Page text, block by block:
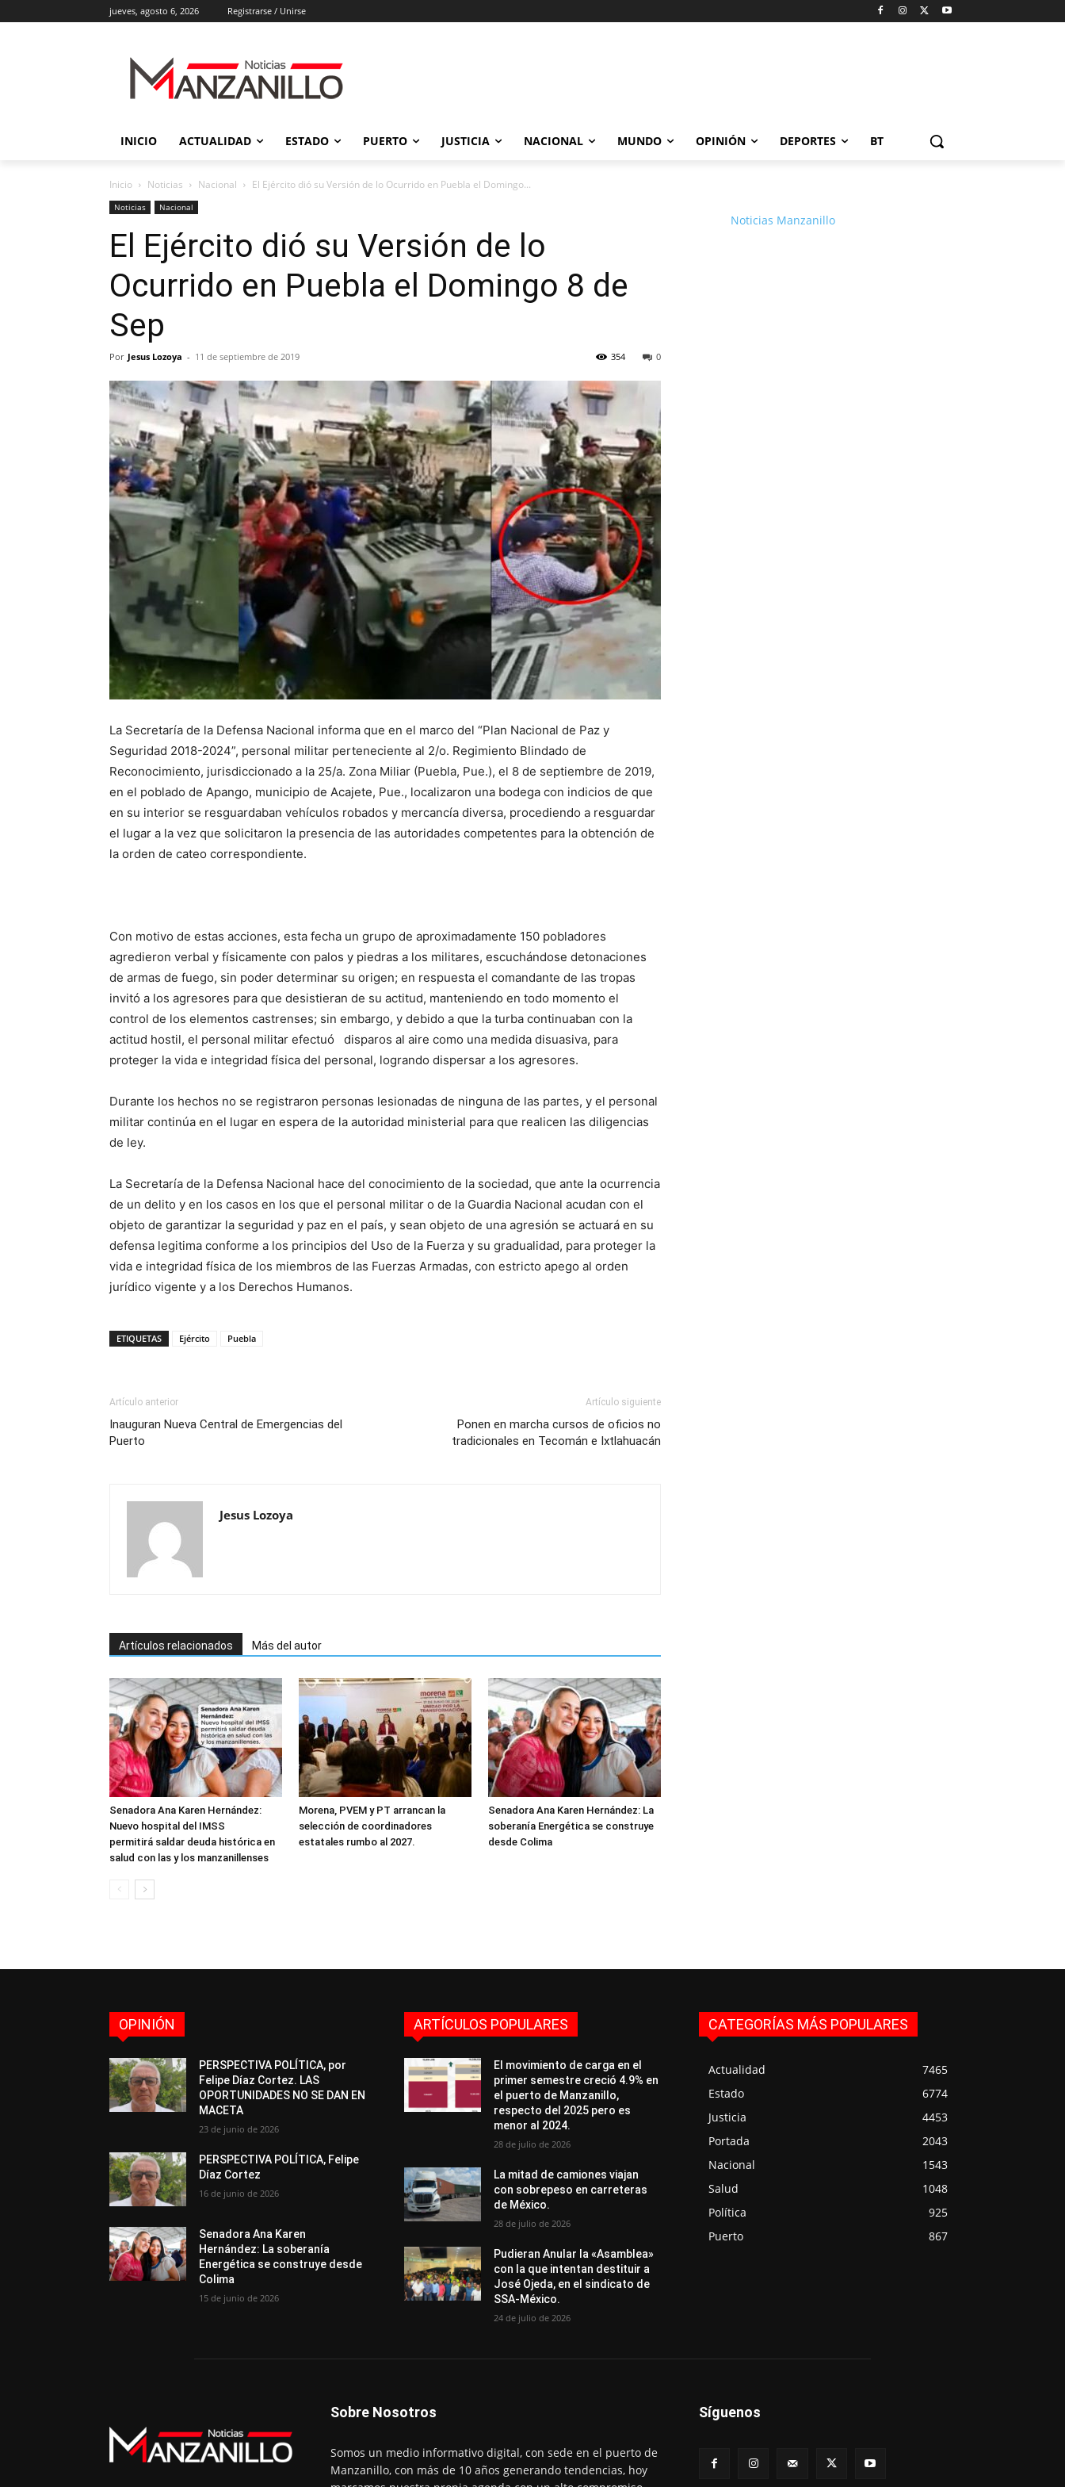
jueves, agosto 6, 2026 Registrarse / Unirse
INICIO ACTUALIDAD ESTADO PUERTO JUSTICIA NACIONAL MUNDO OPINIÓN DEPORTES BT
Inicio Noticias Nacional El Ejército dió su Versión de lo Ocurrido en Puebla el Domingo...
Noticias Nacional
El Ejército dió su Versión de lo
Ocurrido en Puebla el Domingo 8 de
Sep
Por Jesus Lozoya - 11 de septiembre de 2019 0
354
La Secretaría de la Defensa Nacional informa que en el marco del “Plan Nacional de Paz y
Seguridad 2018-2024”, personal militar perteneciente al 2/o. Regimiento Blindado de
Reconocimiento, jurisdiccionado a la 25/a. Zona Miliar (Puebla, Pue.), el 8 de septiembre de 2019,
en el poblado de Apango, municipio de Acajete, Pue., localizaron una bodega con indicios de que
en su interior se resguardaban vehículos robados y mercancía diversa, procediendo a resguardar
el lugar a la vez que solicitaron la presencia de las autoridades competentes para la obtención de
la orden de cateo correspondiente.
Con motivo de estas acciones, esta fecha un grupo de aproximadamente 150 pobladores
agredieron verbal y físicamente con palos y piedras a los militares, escuchándose detonaciones
de armas de fuego, sin poder determinar su origen; en respuesta el comandante de las tropas
invitó a los agresores para que desistieran de su actitud, manteniendo en todo momento el
control de los elementos castrenses; sin embargo, y debido a que la turba continuaban con la
actitud hostil, el personal militar efectuó disparos al aire como una medida disuasiva, para
proteger la vida e integridad física del personal, logrando dispersar a los agresores.
Durante los hechos no se registraron personas lesionadas de ninguna de las partes, y el personal
militar continúa en el lugar en espera de la autoridad ministerial para que realicen las diligencias
de ley.
La Secretaría de la Defensa Nacional hace del conocimiento de la sociedad, que ante la ocurrencia
de un delito y en los casos en los que el personal militar o de la Guardia Nacional acudan con el
objeto de garantizar la seguridad y paz en el país, y sean objeto de una agresión se actuará en su
defensa legitima conforme a los principios del Uso de la Fuerza y su gradualidad, para proteger la
vida e integridad física de los miembros de las Fuerzas Armadas, con estricto apego al orden
jurídico vigente y a los Derechos Humanos.
ETIQUETAS Ejército Puebla
Artículo anterior
Inauguran Nueva Central de Emergencias del
Puerto
Artículo siguiente
Ponen en marcha cursos de oficios no
tradicionales en Tecomán e Ixtlahuacán
Jesus Lozoya
Artículos relacionados Más del autor
Senadora Ana Karen Hernández:
Nuevo hospital del IMSS
permitirá saldar deuda histórica en
salud con las y los manzanillenses
Morena, PVEM y PT arrancan la
selección de coordinadores
estatales rumbo al 2027.
Senadora Ana Karen Hernández: La
soberanía Energética se construye
desde Colima
Noticias Manzanillo
OPINIÓN
PERSPECTIVA POLÍTICA, por
Felipe Díaz Cortez. LAS
OPORTUNIDADES NO SE DAN EN
MACETA
23 de junio de 2026
PERSPECTIVA POLÍTICA, Felipe
Díaz Cortez
16 de junio de 2026
Senadora Ana Karen
Hernández: La soberanía
Energética se construye desde
Colima
15 de junio de 2026
ARTÍCULOS POPULARES
El movimiento de carga en el
primer semestre creció 4.9% en
el puerto de Manzanillo,
respecto del 2025 pero es
menor al 2024.
28 de julio de 2026
La mitad de camiones viajan
con sobrepeso en carreteras
de México.
28 de julio de 2026
Pudieran Anular la «Asamblea»
con la que intentan destituir a
José Ojeda, en el sindicato de
SSA-México.
24 de julio de 2026
CATEGORÍAS MÁS POPULARES
Actualidad
7465
Estado
6774
Justicia
4453
Portada
2043
Nacional
1543
Salud
1048
Política
925
Puerto
867
Sobre Nosotros
Somos un medio informativo digital, con sede en el puerto de
Manzanillo, con más de 10 años generando tendencias, hoy
Síguenos